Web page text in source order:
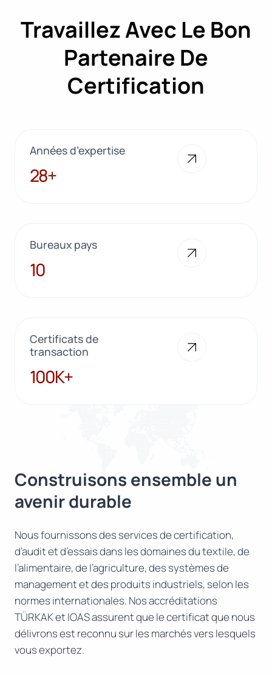
Travaillez Avec Le Bon
Partenaire De
Certification
Années d’expertise
28+
28+
Bureaux pays
10
10
Certificats de
transaction
100K+
100K+
Construisons ensemble un
avenir durable
Nous fournissons des services de certification,
d’audit et d’essais dans les domaines du textile, de
l’alimentaire, de l’agriculture, des systèmes de
management et des produits industriels, selon les
normes internationales. Nos accréditations
TÜRKAK et IOAS assurent que le certificat que nous
délivrons est reconnu sur les marchés vers lesquels
vous exportez.